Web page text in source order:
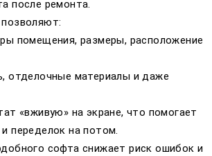
после ремонта.
помещения, размеры, расположение
отделочные материалы и даже
«вживую» на экране, что помогает
переделок на потом.
софта снижает риск ошибок и